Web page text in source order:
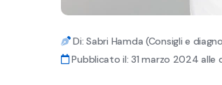
Di: Sabri Hamda (Consigli e
Pubblicato il: 31 marzo 2024 alle